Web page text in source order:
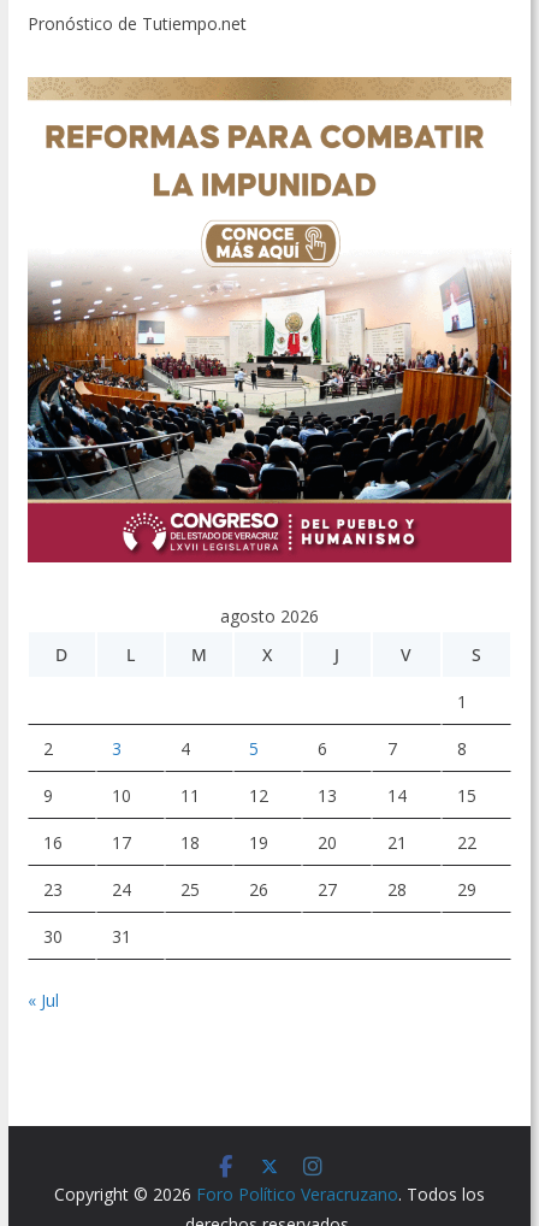
Pronóstico de Tutiempo.net
agosto 2026
D
L M X J V S
1
2 3 4 5 6 7 8
9 10 11 12 13 14 15
16 17 18 19 20 21 22
23 24 25 26 27 28 29
30 31
« Jul
Copyright © 2026 Foro Político Veracruzano. Todos los